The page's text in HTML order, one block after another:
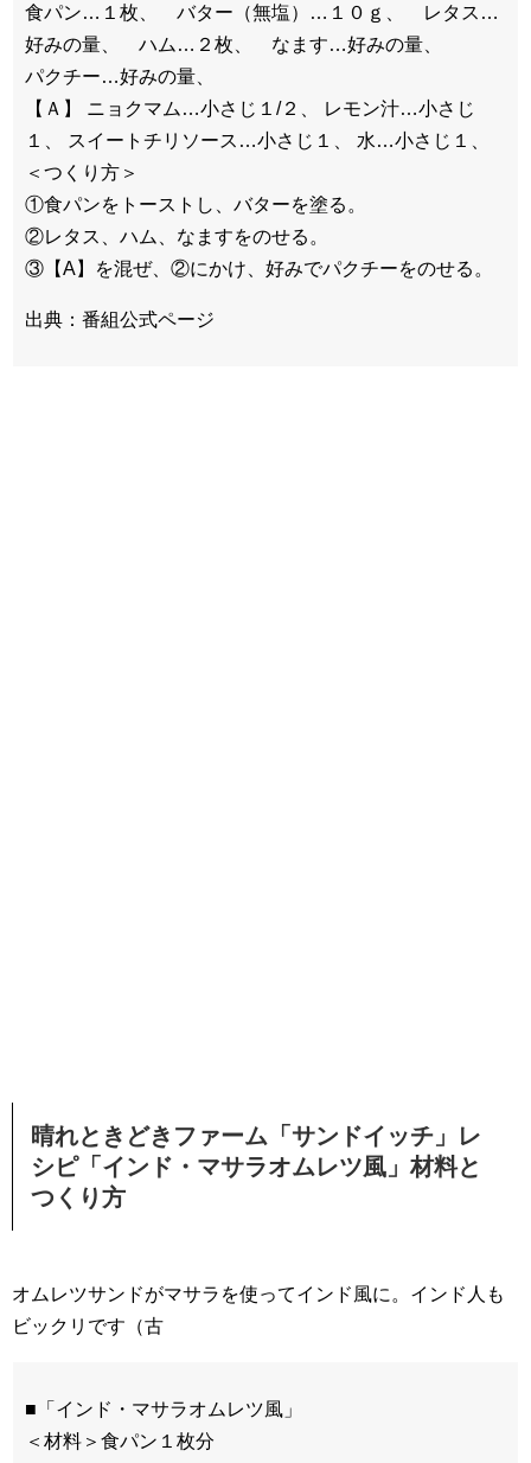
食パン…１枚、 バター（無塩）…１０ｇ、 レタス…
好みの量、 ハム…２枚、 なます…好みの量、
パクチー…好みの量、
【Ａ】 ニョクマム…小さじ１/２、 レモン汁…小さじ
１、 スイートチリソース…小さじ１、 水…小さじ１、
＜つくり方＞
①食パンをトーストし、バターを塗る。
②レタス、ハム、なますをのせる。
③【A】を混ぜ、②にかけ、好みでパクチーをのせる。
出典：番組公式ページ
晴れときどきファーム「サンドイッチ」レ
シピ「インド・マサラオムレツ風」材料と
つくり方
オムレツサンドがマサラを使ってインド風に。インド人も
ビックリです（古
■「インド・マサラオムレツ風」
＜材料＞食パン１枚分